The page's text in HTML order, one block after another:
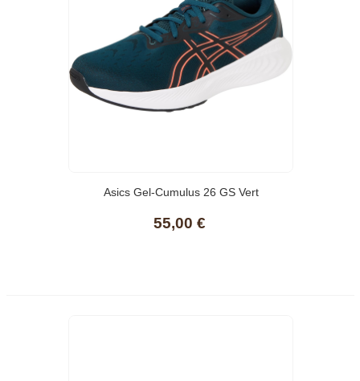
Asics Gel-Cumulus 26 GS Vert
55,00 €